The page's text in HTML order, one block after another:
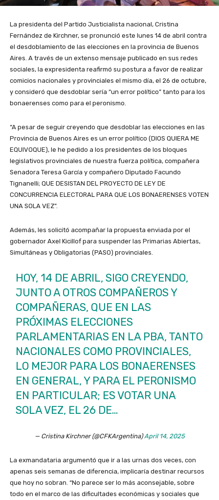
La presidenta del Partido Justicialista nacional, Cristina
Fernández de Kirchner, se pronunció este lunes 14 de abril contra
el desdoblamiento de las elecciones en la provincia de Buenos
Aires. A través de un extenso mensaje publicado en sus redes
sociales, la expresidenta reafirmó su postura a favor de realizar
comicios nacionales y provinciales el mismo día, el 26 de octubre,
y consideró que desdoblar sería “un error político” tanto para los
bonaerenses como para el peronismo.
“A pesar de seguir creyendo que desdoblar las elecciones en las
Provincia de Buenos Aires es un error político (DIOS QUIERA ME
EQUIVOQUE), le he pedido a los presidentes de los bloques
legislativos provinciales de nuestra fuerza política, compañera
Senadora Teresa García y compañero Diputado Facundo
Tignanelli; QUE DESISTAN DEL PROYECTO DE LEY DE
CONCURRENCIA ELECTORAL PARA QUE LOS BONAERENSES VOTEN
UNA SOLA VEZ”.
Además, les solicitó acompañar la propuesta enviada por el
gobernador Axel Kicillof para suspender las Primarias Abiertas,
Simultáneas y Obligatorias (PASO) provinciales.
HOY, 14 DE ABRIL, SIGO CREYENDO,
JUNTO A OTROS COMPAÑEROS Y
COMPAÑERAS, QUE EN LAS
PRÓXIMAS ELECCIONES
PARLAMENTARIAS EN LA PBA, TANTO
NACIONALES COMO PROVINCIALES,
LO MEJOR PARA LOS BONAERENSES
EN GENERAL, Y PARA EL PERONISMO
EN PARTICULAR; ES VOTAR UNA
SOLA VEZ, EL 26 DE…
— Cristina Kirchner (@CFKArgentina)April 14, 2025
La exmandataria argumentó que ir a las urnas dos veces, con
apenas seis semanas de diferencia, implicaría destinar recursos
que hoy no sobran. “No parece ser lo más aconsejable, sobre
todo en el marco de las dificultades económicas y sociales que